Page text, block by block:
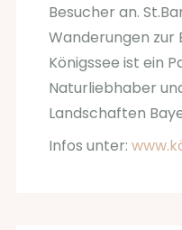
Besucher an.
Wanderungen zur
Königssee ist ein
Naturliebhaber
Landschaften
Infos unter: